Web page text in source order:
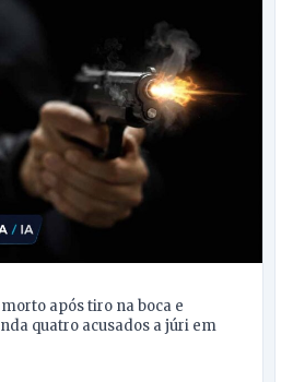
após tiro na boca e
quatro acusados a júri em